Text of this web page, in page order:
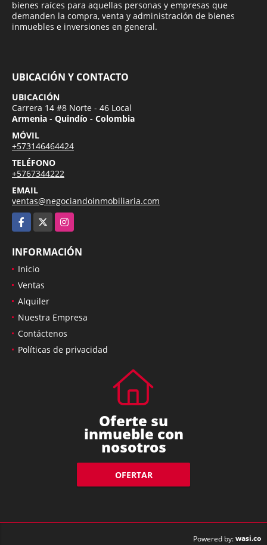
bienes raíces para aquellas personas y empresas que
demanden la compra, venta y administración de bienes
inmuebles e inversiones en general.
UBICACIÓN Y CONTACTO
UBICACIÓN
Carrera 14 #8 Norte - 46 Local
Armenia - Quindío - Colombia
MÓVIL
+573146464424
TELÉFONO
+5767344222
EMAIL
ventas@negociandoinmobiliaria.com
Facebook
Instagram
INFORMACIÓN
Inicio
Ventas
Alquiler
Nuestra Empresa
Contáctenos
Políticas de privacidad
Oferte su
inmueble con
nosotros
OFERTAR
Powered by:wasi.co